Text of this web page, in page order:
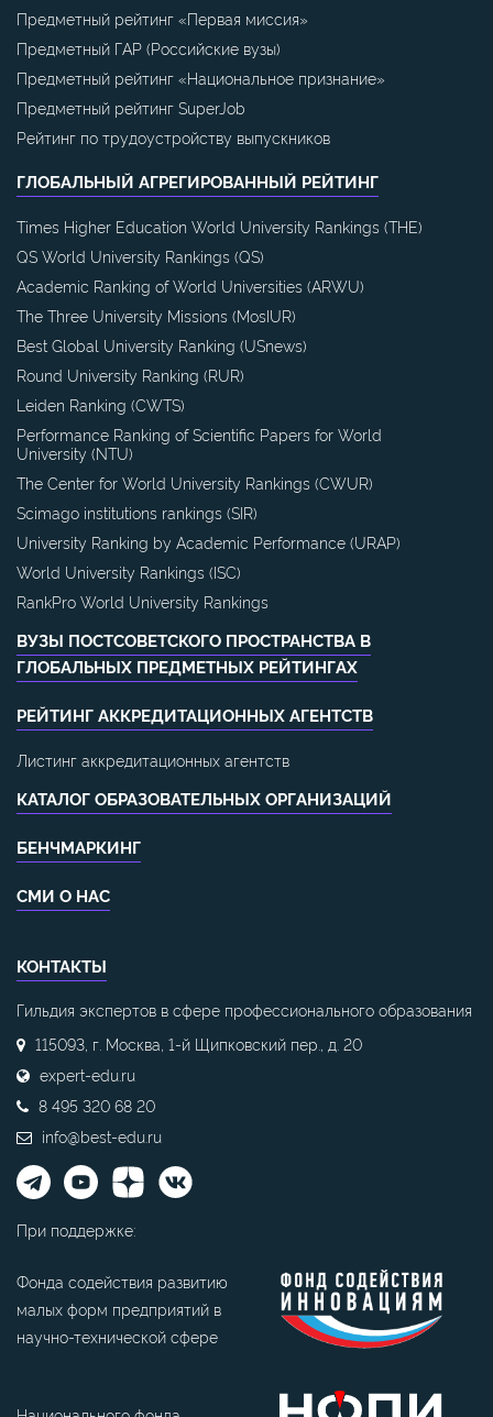
Предметный рейтинг «Первая миссия»
Предметный ГАР (Российские вузы)
Предметный рейтинг «Национальное признание»
Предметный рейтинг SuperJob
Рейтинг по трудоустройству выпускников
ГЛОБАЛЬНЫЙ АГРЕГИРОВАННЫЙ РЕЙТИНГ
Times Higher Education World University Rankings (THE)
QS World University Rankings (QS)
Academic Ranking of World Universities (ARWU)
The Three University Missions (MosIUR)
Best Global University Ranking (USnews)
Round University Ranking (RUR)
Leiden Ranking (CWTS)
Performance Ranking of Scientific Papers for World
University (NTU)
The Center for World University Rankings (CWUR)
Scimago institutions rankings (SIR)
University Ranking by Academic Performance (URAP)
World University Rankings (ISC)
RankPro World University Rankings
ВУЗЫ ПОСТСОВЕТСКОГО ПРОСТРАНСТВА В
ГЛОБАЛЬНЫХ ПРЕДМЕТНЫХ РЕЙТИНГАХ
РЕЙТИНГ АККРЕДИТАЦИОННЫХ АГЕНТСТВ
Листинг аккредитационных агентств
КАТАЛОГ ОБРАЗОВАТЕЛЬНЫХ ОРГАНИЗАЦИЙ
БЕНЧМАРКИНГ
СМИ О НАС
КОНТАКТЫ
Гильдия экспертов в сфере профессионального образования
115093, г. Москва, 1-й Щипковский пер., д. 20
expert-edu.ru
8 495 320 68 20
info@best-edu.ru
При поддержке:
Фонда содействия развитию
малых форм предприятий в
научно-технической сфере